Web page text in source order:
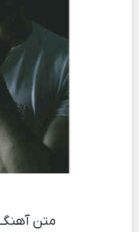
متن آهنگ